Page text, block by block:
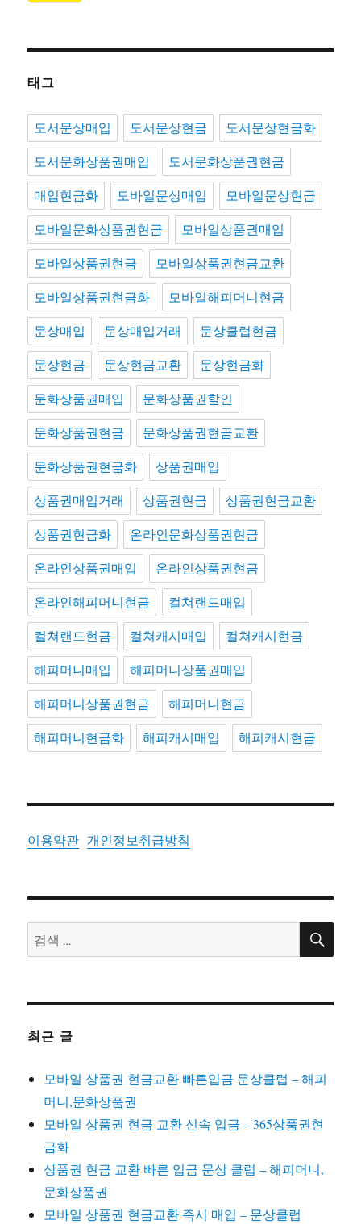
태그
도서문상매입 도서문상현금 도서문상현금화
도서문화상품권매입 도서문화상품권현금
매입현금화 모바일문상매입 모바일문상현금
모바일문화상품권현금 모바일상품권매입
모바일상품권현금 모바일상품권현금교환
모바일상품권현금화 모바일해피머니현금
문상매입 문상매입거래 문상클럽현금
문상현금 문상현금교환 문상현금화
문화상품권매입 문화상품권할인
문화상품권현금 문화상품권현금교환
문화상품권현금화 상품권매입
상품권매입거래 상품권현금 상품권현금교환
상품권현금화 온라인문화상품권현금
온라인상품권매입 온라인상품권현금
온라인해피머니현금 컬쳐랜드매입
컬쳐랜드현금 컬쳐캐시매입 컬쳐캐시현금
해피머니매입 해피머니상품권매입
해피머니상품권현금 해피머니현금
해피머니현금화 해피캐시매입 해피캐시현금
이용약관 개인정보취급방침
검
색:
검
최근 글
모바일 상품권 현금교환 빠른입금 문상클럽 – 해피
머니,문화상품권
모바일 상품권 현금 교환 신속 입금 – 365상품권현
금화
상품권 현금 교환 빠른 입금 문상 클럽 – 해피머니,
문화상품권
모바일 상품권 현금교환 즉시 매입 – 문상클럽